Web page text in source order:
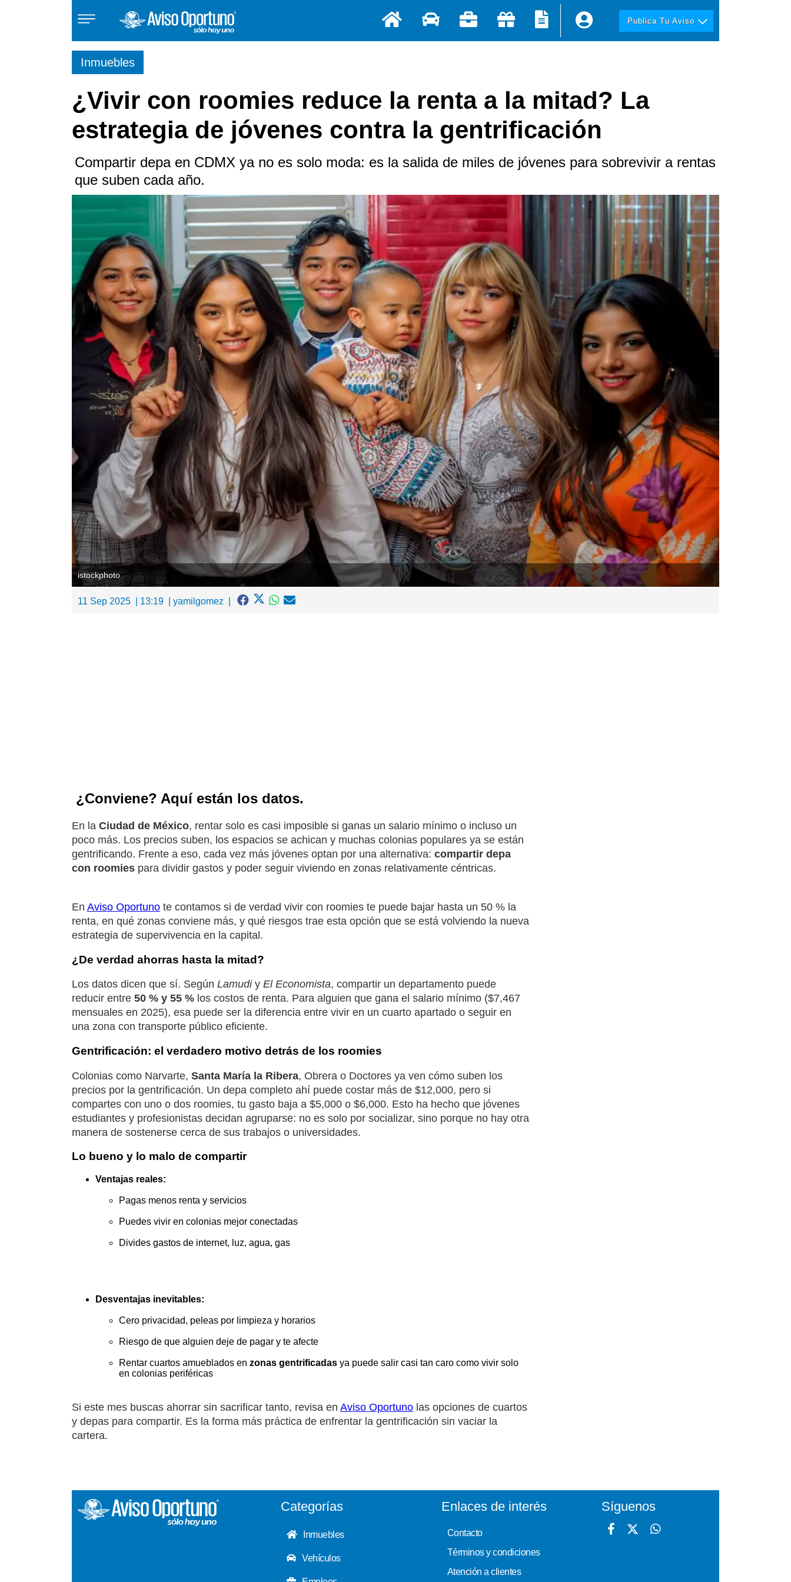
Publica Tu Aviso
Inmuebles
¿Vivir con roomies reduce la renta a la mitad? La
estrategia de jóvenes contra la gentrificación
Compartir depa en CDMX ya no es solo moda: es la salida de miles de jóvenes para sobrevivir a rentas
que suben cada año.
istockphoto
11 Sep 2025 13:19 yamilgomez
¿Conviene? Aquí están los datos.
En la Ciudad de México, rentar solo es casi imposible si ganas un salario mínimo o incluso un
poco más. Los precios suben, los espacios se achican y muchas colonias populares ya se están
gentrificando. Frente a eso, cada vez más jóvenes optan por una alternativa: compartir depa
con roomies para dividir gastos y poder seguir viviendo en zonas relativamente céntricas.
En Aviso Oportuno te contamos si de verdad vivir con roomies te puede bajar hasta un 50 % la
renta, en qué zonas conviene más, y qué riesgos trae esta opción que se está volviendo la nueva
estrategia de supervivencia en la capital.
¿De verdad ahorras hasta la mitad?
Los datos dicen que sí. Según Lamudiy El Economista, compartir un departamento puede
reducir entre 50 % y 55 % los costos de renta. Para alguien que gana el salario mínimo ($7,467
mensuales en 2025), esa puede ser la diferencia entre vivir en un cuarto apartado o seguir en
una zona con transporte público eficiente.
Gentrificación: el verdadero motivo detrás de los roomies
Colonias como Narvarte, Santa María la Ribera, Obrera o Doctores ya ven cómo suben los
precios por la gentrificación. Un depa completo ahí puede costar más de $12,000, pero si
compartes con uno o dos roomies, tu gasto baja a $5,000 o $6,000. Esto ha hecho que jóvenes
estudiantes y profesionistas decidan agruparse: no es solo por socializar, sino porque no hay otra
manera de sostenerse cerca de sus trabajos o universidades.
Lo bueno y lo malo de compartir
Ventajas reales:
Pagas menos renta y servicios
Puedes vivir en colonias mejor conectadas
Divides gastos de internet, luz, agua, gas
Desventajas inevitables:
Cero privacidad, peleas por limpieza y horarios
Riesgo de que alguien deje de pagar y te afecte
Rentar cuartos amueblados en zonas gentrificadas ya puede salir casi tan caro como vivir solo
en colonias periféricas
Si este mes buscas ahorrar sin sacrificar tanto, revisa en Aviso Oportuno las opciones de cuartos
y depas para compartir. Es la forma más práctica de enfrentar la gentrificación sin vaciar la
cartera.
Categorías
Inmuebles
Vehículos
Enlaces de interés
Contacto
Términos y condiciones
Atención a clientes
Síguenos